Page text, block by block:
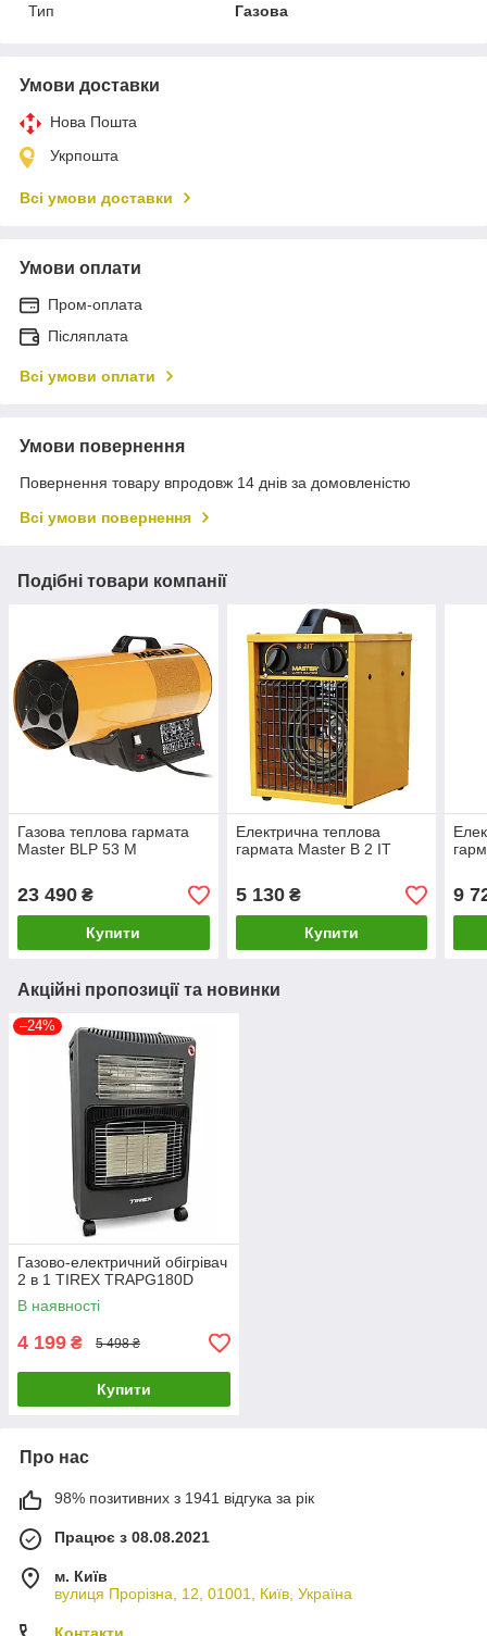
Тип
Газова
Умови доставки
Нова Пошта
Укрпошта
Всі умови доставки
Умови оплати
Пром-оплата
Післяплата
Всі умови оплати
Умови повернення
Повернення товару впродовж 14 днів за домовленістю
Всі умови повернення
Подібні товари компанії
Газова теплова гармата
Master BLP 53 M
23 490 ₴
Купити
Електрична теплова
гармата Master B 2 IT
5 130₴
Купити
9
Акційні пропозиції та новинки
–24%
Газово-електричний обігрівач
2 в 1 TIREX TRAPG180D
В наявності
4 199 ₴ 5 498 ₴
Купити
Про нас
98% позитивних з 1941 відгука за рік
Працює з 08.08.2021
м. Київ
вулиця Прорізна, 12, 01001, Київ, Україна